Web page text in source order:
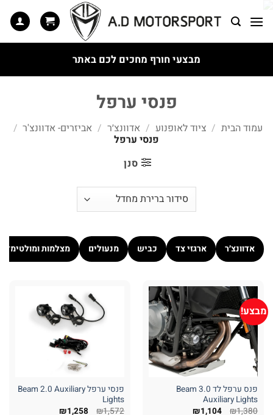
מבצעי חורף מחכים לכם באתר
פנסי ערפל
עמוד הבית / ציוד לאופנוע / אדוונצ׳ר / אביזרים- אדוונצ'ר /
פנסי ערפל
סנן
אדוונצ׳ר ארגזי צד כביש מנעולים מצלמות
מבצע!
פנס ערפל לד Beam 3.0
Auxiliary Lights
₪1,380 המחיר₪1,104 המחיר
פנסי ערפל Beam 2.0 Auxiliary
Lights
₪1,572 המחיר₪1,258 המחיר